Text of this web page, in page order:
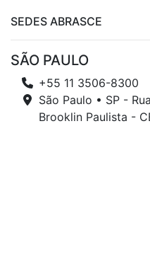
SEDES ABRASCE
SÃO PAULO
+55 11 3506-8300
São Paulo • SP -
Brooklin Paulista -